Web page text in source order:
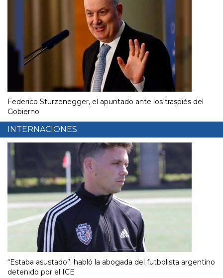
Federico Sturzenegger, el apuntado ante los traspiés del
Gobierno
INTERNACIONES
“Estaba asustado”: habló la abogada del futbolista argentino
detenido por el ICE